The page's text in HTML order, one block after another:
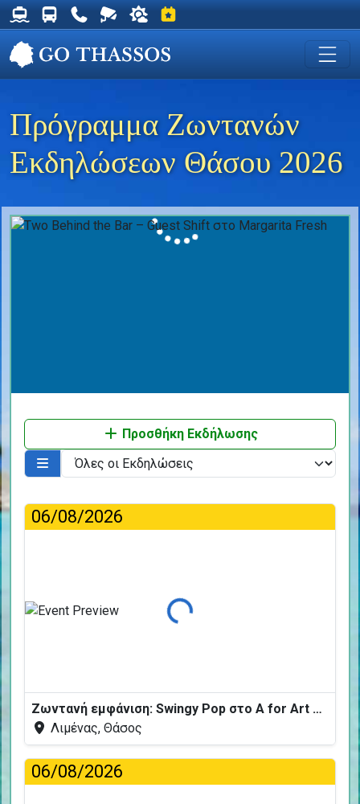
Δρομολόγια Φέρυ για Θάσο
Δρομολόγια Λεωφορείων Θάσου
Χρήσιμα Τηλέφωνα
Ζωντανή Κάμερα στη Χρυσή Ακτή
Ο καιρός στη Θάσο
Εκδηλώσεις στη Θάσο
Πρόγραμμα Ζωντανών
Εκδηλώσεων Θάσου 2026
Προσθήκη Εκδήλωσης
06/08/2026
Φόρτωση...
Ζωντανή εμφάνιση: Swingy Pop στο A for Art Design Hotel
Λιμένας, Θάσος
06/08/2026